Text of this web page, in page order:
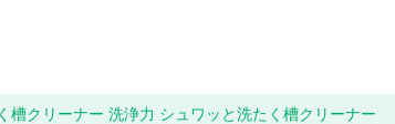
槽クリーナー 洗浄力 シュワッと洗たく槽クリーナー